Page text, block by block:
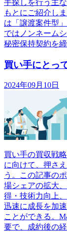
手探しを行う主
もとにご紹介し
は「譲渡案件型
ではノンネーム
秘密保持契約を
買い手にとっ
2024年09月10日
買い手の買収戦
に向けて、押さ
う。この記事の
場シェアの拡大
得・技術力向上
迅速に成長を加
ことができる。
要で、成約後の